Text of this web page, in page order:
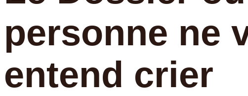
personne ne
entend crier